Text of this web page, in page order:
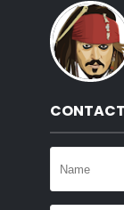
CONTACT